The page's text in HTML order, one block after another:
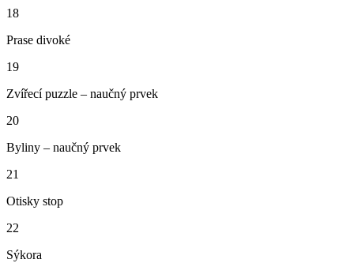
18
Prase divoké
19
Zvířecí puzzle – naučný prvek
20
Byliny – naučný prvek
21
Otisky stop
22
Sýkora